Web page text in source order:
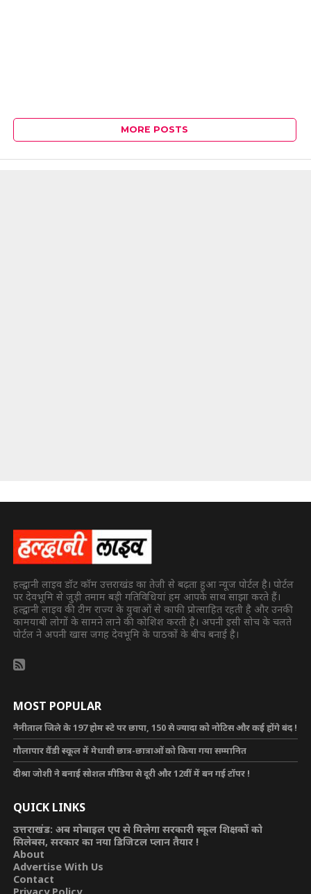
MORE POSTS
हल्द्वानी लाइव डॉट कॉम उत्तराखंड का तेजी से बढ़ता हुआ न्यूज पोर्टल है। पोर्टल
पर देवभूमि से जुड़ी तमाम बड़ी गतिविधियां हम आपके साथ साझा करते हैं।
हल्द्वानी लाइव की टीम राज्य के युवाओं से काफी प्रोत्साहित रहती है और उनकी
कामयाबी लोगों के सामने लाने की कोशिश करती है। अपनी इसी सोच के चलते
पोर्टल ने अपनी खास जगह देवभूमि के पाठकों के बीच बनाई है।
MOST POPULAR
नैनीताल जिले के 197 होम स्टे पर छापा, 150 से ज्यादा को नोटिस और कई होंगे बंद !
गौलापार वैंडी स्कूल में मेधावी छात्र-छात्राओं को किया गया सम्मानित
दीश्रा जोशी ने बनाई सोशल मीडिया से दूरी और 12वीं में बन गई टॉपर !
QUICK LINKS
उत्तराखंड: अब मोबाइल एप से मिलेगा सरकारी स्कूल शिक्षकों को
सिलेबस, सरकार का नया डिजिटल प्लान तैयार !
About
Advertise With Us
Contact